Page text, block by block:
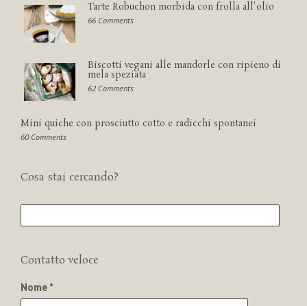
Tarte Robuchon morbida con frolla all'olio
66 Comments
Biscotti vegani alle mandorle con ripieno di
mela speziata
62 Comments
Mini quiche con prosciutto cotto e radicchi spontanei
60 Comments
Cosa stai cercando?
Contatto veloce
Nome *